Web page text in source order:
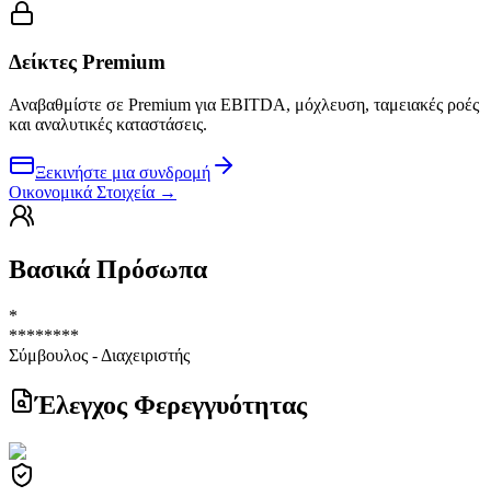
Δείκτες Premium
Αναβαθμίστε σε Premium για EBITDA, μόχλευση, ταμειακές ροές
και αναλυτικές καταστάσεις.
Ξεκινήστε μια συνδρομή
Οικονομικά Στοιχεία →
Βασικά Πρόσωπα
*
********
Σύμβουλος - Διαχειριστής
Έλεγχος Φερεγγυότητας